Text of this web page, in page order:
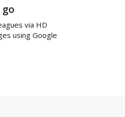
via HD
using Google